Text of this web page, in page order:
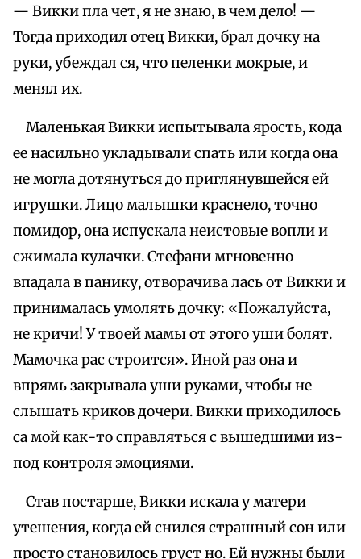
— Викки пла чет, я не знаю, в чем дело! —
Тогда приходил отец Викки, брал дочку на
руки, убеждал ся, что пеленки мокрые, и
менял их.
Маленькая Викки испытывала ярость, кода
ее насильно укладывали спать или когда она
не могла дотянуться до приглянувшейся ей
игрушки. Лицо малышки краснело, точно
помидор, она испускала неистовые вопли и
сжимала кулачки. Стефани мгновенно
впадала в панику, отворачива лась от Викки и
принималась умолять дочку: «Пожалуйста,
не кричи! У твоей мамы от этого уши болят.
Мамочка рас строится». Иной раз она и
впрямь закрывала уши руками, чтобы не
слышать криков дочери. Викки приходилось
са мой как-то справляться с вышедшими из-
под контроля эмоциями.
Став постарше, Викки искала у матери
утешения, когда ей снился страшный сон или
просто становилось груст но. Ей нужны были